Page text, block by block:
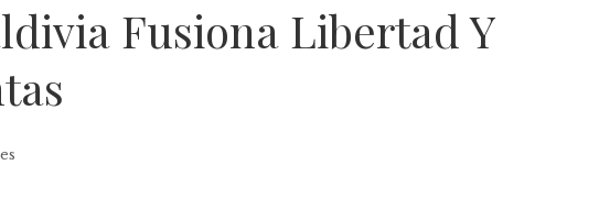
Fusiona Libertad Y